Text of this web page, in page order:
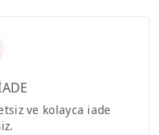
ve kolayca iade